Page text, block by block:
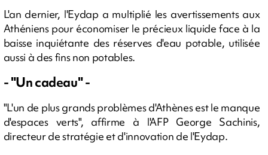
L'an dernier, l'Eydap a multiplié les avertissements aux
Athéniens pour économiser le précieux liquide face à la
baisse inquiétante des réserves d'eau potable, utilisée
aussi à des fins non potables.
- "Un cadeau" -
"L'un de plus grands problèmes d'Athènes est le manque
d'espaces verts", affirme à l'AFP George Sachinis,
directeur de stratégie et d'innovation de l'Eydap.